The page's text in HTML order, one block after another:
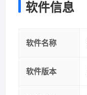
软件信息
软件名称
软件版本